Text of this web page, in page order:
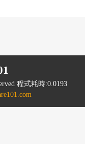
程式耗時:0.0193